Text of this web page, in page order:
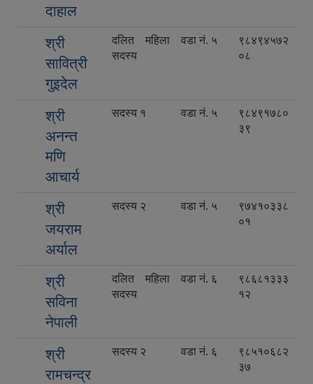
दाहाल
श्री
सावित्री
गुइदेल
दलित महिला
सदस्य
वडा नं. ५
९८४९४५७२
०८
श्री
अनन्त
मणि
आचार्य
सदस्य १ वडा नं. ५
९८४९१७८०
३९
श्री
जयराम
अर्याल
सदस्य २ वडा नं. ५
९७४१०३३८
०१
श्री
सविना
नेपाली
दलित महिला
सदस्य
वडा नं. ६
९८६८१३३३
१२
श्री
रामचन्द्र
सदस्य २ वडा नं. ६
९८५१०६८२
३७